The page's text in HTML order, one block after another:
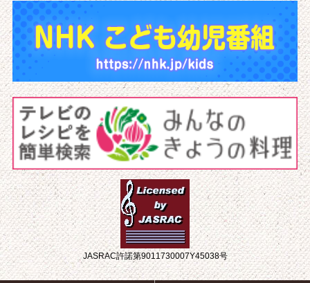
JASRAC許諾第9011730007Y45038号